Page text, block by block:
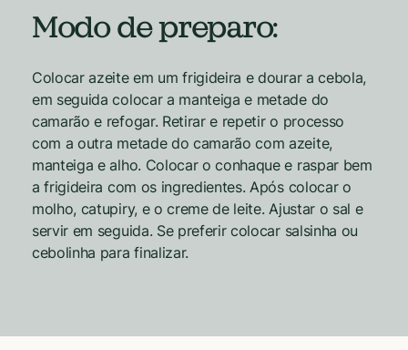
Modo de preparo:
Colocar azeite em um frigideira e dourar a cebola,
em seguida colocar a manteiga e metade do
camarão e refogar. Retirar e repetir o processo
com a outra metade do camarão com azeite,
manteiga e alho. Colocar o conhaque e raspar bem
a frigideira com os ingredientes. Após colocar o
molho, catupiry, e o creme de leite. Ajustar o sal e
servir em seguida. Se preferir colocar salsinha ou
cebolinha para finalizar.